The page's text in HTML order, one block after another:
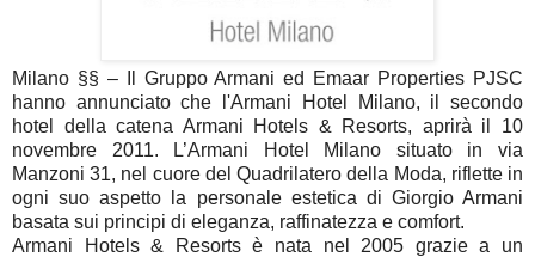
Milano §§ – Il Gruppo Armani ed Emaar Properties PJSC
hanno annunciato che l'Armani Hotel Milano, il secondo
hotel della catena Armani Hotels & Resorts, aprirà il 10
novembre 2011. L’Armani Hotel Milano situato in via
Manzoni 31, nel cuore del Quadrilatero della Moda, riflette in
ogni suo aspetto la personale estetica di Giorgio Armani
basata sui principi di eleganza, raffinatezza e comfort.
Armani Hotels & Resorts è nata nel 2005 grazie a un